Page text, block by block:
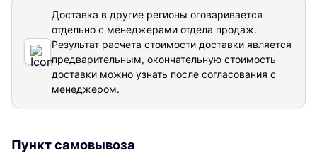
Доставка в другие регионы оговаривается
отдельно с менеджерами отдела продаж.
Результат расчета стоимости доставки является
предварительным, окончательную стоимость
доставки можно узнать после согласования с
менеджером.
Пункт самовывоза